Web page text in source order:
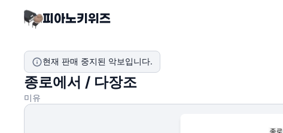
현재 판매 중지된 악보입니다.
종로에서 / 다장조
미유